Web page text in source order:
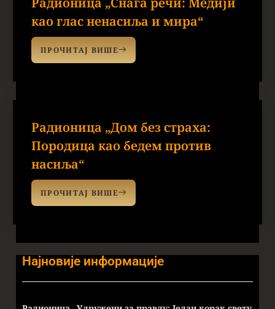
као глас ненасиља и мира“
ПРОЧИТАЈ ВИШЕ
Радионица „Дом без страха:
Породица као бедем против
насиља“
ПРОЧИТАЈ ВИШЕ
Најновије информације